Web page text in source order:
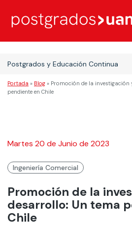
Postgrados y Educación Continua
Portada » Blog » Promoción de la investigación
pendiente en Chile
Martes 20 de Junio de 2023
Ingeniería Comercial
Promoción de la
desarrollo: Un tema
Chile